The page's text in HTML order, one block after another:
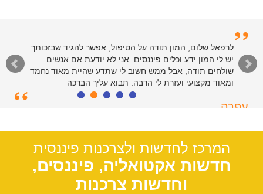
לרפאל שלום, המון תודה על הטיפול, אפשר להגיד שבזכותך
יש לי המון ידע וכלים פיננסים. אני לא יודעת אם אנשים
שולחים תודה, אבל ממש חשוב לי שתדע שהיית מאוד נחמד
ומאוד מקצועי ועזרת לי הרבה. תבוא עליך הברכה
עפרה
המרכז לחדשות ולצרכנות פיננסית
חדשות אקטואליה, פיננסים,
וחדשות צרכנות